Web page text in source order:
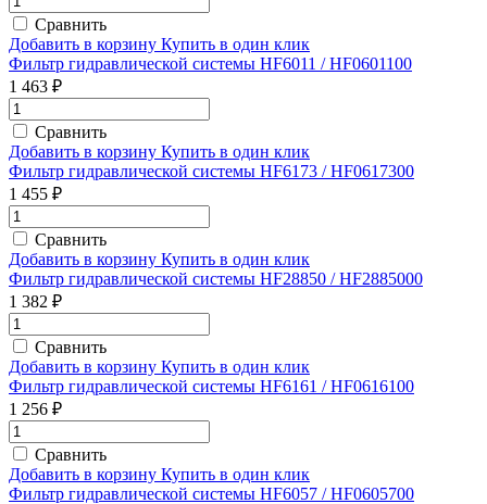
Сравнить
Добавить в корзину Купить в один клик
Фильтр гидравлической системы HF6011 / HF0601100
1 463 ₽
Сравнить
Добавить в корзину Купить в один клик
Фильтр гидравлической системы HF6173 / HF0617300
1 455 ₽
Сравнить
Добавить в корзину Купить в один клик
Фильтр гидравлической системы HF28850 / HF2885000
1 382 ₽
Сравнить
Добавить в корзину Купить в один клик
Фильтр гидравлической системы HF6161 / HF0616100
1 256 ₽
Сравнить
Добавить в корзину Купить в один клик
Фильтр гидравлической системы HF6057 / HF0605700